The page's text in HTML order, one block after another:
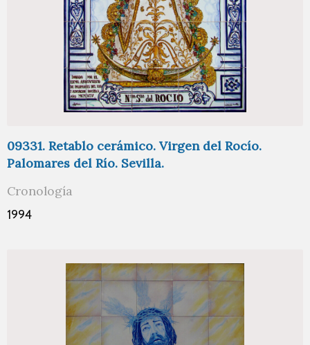
09331. Retablo cerámico. Virgen del Rocío.
Palomares del Río. Sevilla.
Cronología
1994